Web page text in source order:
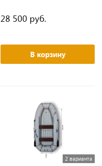
28 500 руб.
В корзину
2 варианта